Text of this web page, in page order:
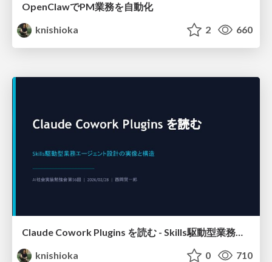
OpenClawでPM業務を自動化
knishioka
2 660
Claude Cowork Plugins を読む - Skills駆動型業務エージェント設計の実像と構造
knishioka
0 710